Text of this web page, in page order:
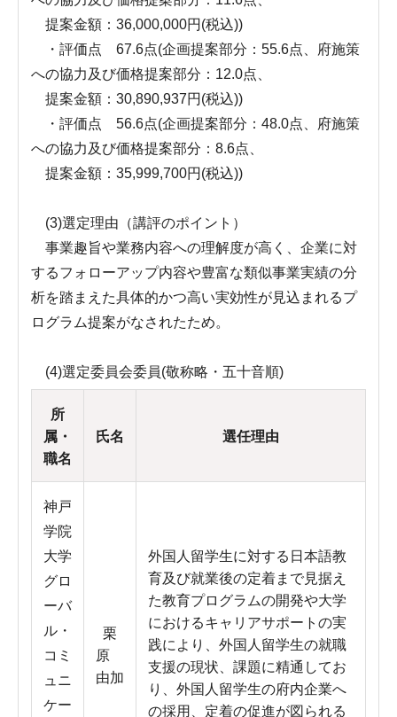
提案金額：36,000,000円(税込))
・評価点 67.6点(企画提案部分：55.6点、府施策
への協力及び価格提案部分：12.0点、
提案金額：30,890,937円(税込))
・評価点 56.6点(企画提案部分：48.0点、府施策
への協力及び価格提案部分：8.6点、
提案金額：35,999,700円(税込))
(3)選定理由（講評のポイント）
事業趣旨や業務内容への理解度が高く、企業に対
するフォローアップ内容や豊富な類似事業実績の分
析を踏まえた具体的かつ高い実効性が見込まれるプ
ログラム提案がなされたため。
(4)選定委員会委員(敬称略・五十音順)
所
属・
職名
氏名 選任理由
神戸
学院
大学
グロ
ーバ
ル・
コミ
ュニ
ケー
栗
原
由加
外国人留学生に対する日本語教
育及び就業後の定着まで見据え
た教育プログラムの開発や大学
におけるキャリアサポートの実
践により、外国人留学生の就職
支援の現状、課題に精通してお
り、外国人留学生の府内企業へ
の採用、定着の促進が図られる